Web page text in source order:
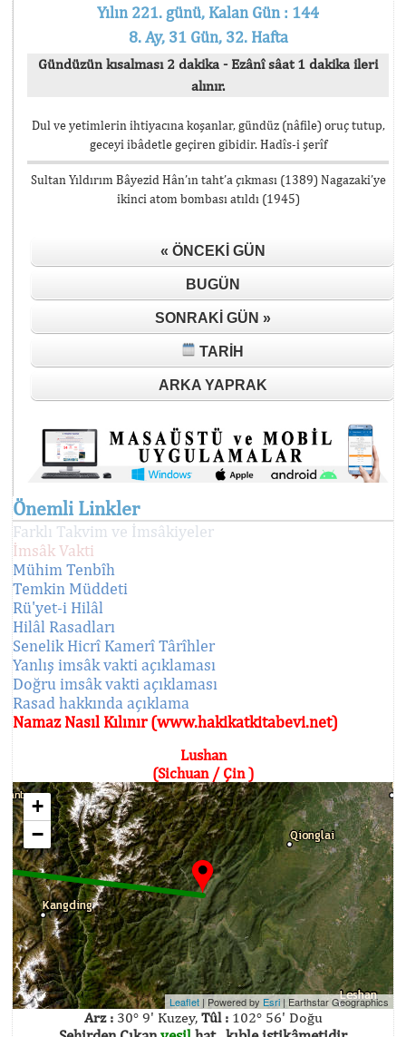
Yılın 221. günü, Kalan Gün : 144
8. Ay, 31 Gün, 32. Hafta
Gündüzün kısalması 2 dakika - Ezânî sâat 1 dakika ileri
alınır.
Dul ve yetimlerin ihtiyacına koşanlar, gündüz (nâfile) oruç tutup,
geceyi ibâdetle geçiren gibidir. Hadîs-i şerîf
Sultan Yıldırım Bâyezid Hân’ın taht’a çıkması (1389) Nagazaki’ye
ikinci atom bombası atıldı (1945)
« ÖNCEKI GÜN
BUGÜN
SONRAKI GÜN »
TARIH
ARKA YAPRAK
Önemli Linkler
Farklı Takvim ve İmsâkiyeler
İmsâk Vakti
Mühim Tenbîh
Temkin Müddeti
Rü'yet-i Hilâl
Hilâl Rasadları
Senelik Hicrî Kamerî Târîhler
Yanlış imsâk vakti açıklaması
Doğru imsâk vakti açıklaması
Rasad hakkında açıklama
Namaz Nasıl Kılınır (www.hakikatkitabevi.net)
Lushan
(Sichuan / Çin )
+
−
Leaflet | Powered by Esri | Earthstar Geographics
Arz :30° 9' Kuzey, Tûl :102° 56' Doğu